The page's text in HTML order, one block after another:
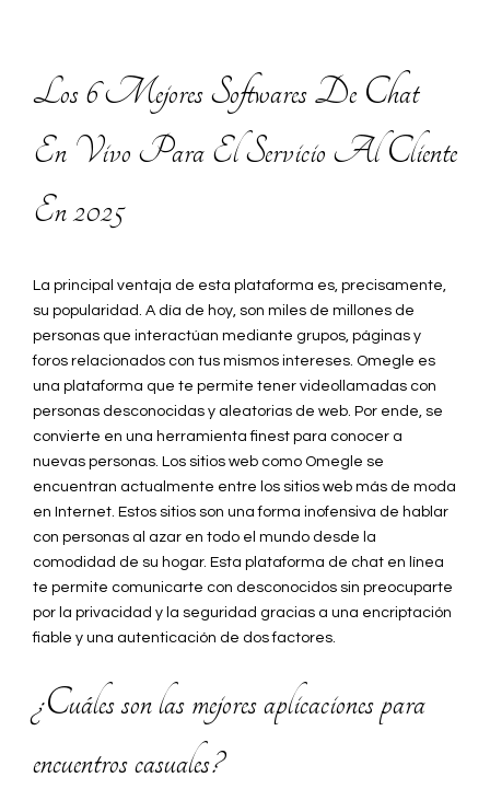
Los 6 Mejores Softwares De Chat
En Vivo Para El Servicio Al Cliente
En 2025
La principal ventaja de esta plataforma es, precisamente,
su popularidad. A día de hoy, son miles de millones de
personas que interactúan mediante grupos, páginas y
foros relacionados con tus mismos intereses. Omegle es
una plataforma que te permite tener videollamadas con
personas desconocidas y aleatorias de web. Por ende, se
convierte en una herramienta finest para conocer a
nuevas personas. Los sitios web como Omegle se
encuentran actualmente entre los sitios web más de moda
en Internet. Estos sitios son una forma inofensiva de hablar
con personas al azar en todo el mundo desde la
comodidad de su hogar. Esta plataforma de chat en línea
te permite comunicarte con desconocidos sin preocuparte
por la privacidad y la seguridad gracias a una encriptación
fiable y una autenticación de dos factores.
¿Cuáles son las mejores aplicaciones para
encuentros casuales?